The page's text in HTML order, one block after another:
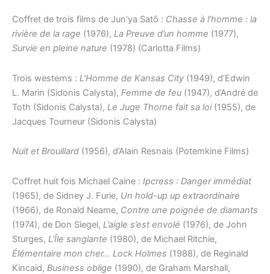
Coffret de trois films de Jun’ya Satô : Chasse à l’homme : la
rivière de la rage (1976), La Preuve d’un homme (1977),
Survie en pleine nature (1978) (Carlotta Films)
Trois westerns : L’Homme de Kansas City (1949), d’Edwin
L. Marin (Sidonis Calysta), Femme de feu (1947), d’André de
Toth (Sidonis Calysta), Le Juge Thorne fait sa loi(1955), de
Jacques Tourneur (Sidonis Calysta)
Nuit et Brouillard (1956), d’Alain Resnais (Potemkine Films)
Coffret huit fois Michael Caine : Ipcress : Danger immédiat
(1965), de Sidney J. Furie, Un hold-up up extraordinaire
(1966), de Ronald Neame, Contre une poignée de diamants
(1974), de Don Siegel, L’aigle s’est envolé (1976), de John
Sturges, L’Île sanglante (1980), de Michael Ritchie,
Élémentaire mon cher… Lock Holmes (1988), de Reginald
Kincaid, Business oblige (1990), de Graham Marshall,